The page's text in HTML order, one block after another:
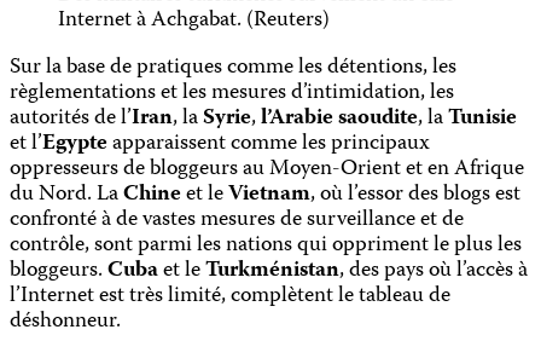
Internet à Achgabat. (Reuters)
Sur la base de pratiques comme les détentions, les
règlementations et les mesures d’intimidation, les
autorités de l’Iran, laSyrie,l’Arabie saoudite, laTunisie
et l’Egypteapparaissent comme les principaux
oppresseurs de bloggeurs au Moyen-Orient et en Afrique
du Nord. LaChineet leVietnam, où l’essor des blogs est
confronté à de vastes mesures de surveillance et de
contrôle, sont parmi les nations qui oppriment le plus les
bloggeurs.Cubaet leTurkménistan, des pays où l’accès à
l’Internet est très limité, complètent le tableau de
déshonneur.